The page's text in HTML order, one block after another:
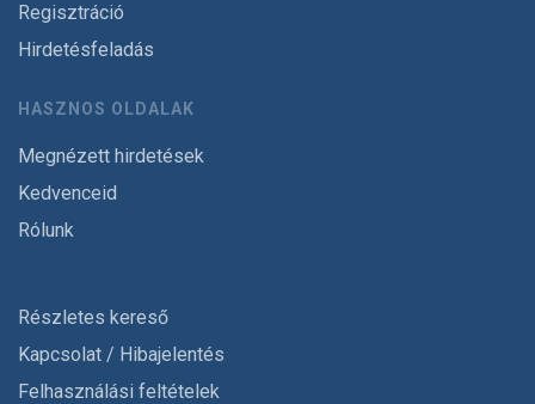
Regisztráció
Hirdetésfeladás
HASZNOS OLDALAK
Megnézett hirdetések
Kedvenceid
Rólunk
Részletes kereső
Kapcsolat / Hibajelentés
Felhasználási feltételek